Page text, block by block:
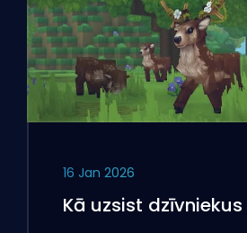
16 Jan 2026
Kā uzsist